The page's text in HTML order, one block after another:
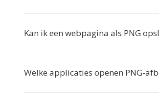
Kan ik een webpagina als PNG
Welke applicaties openen PNG-